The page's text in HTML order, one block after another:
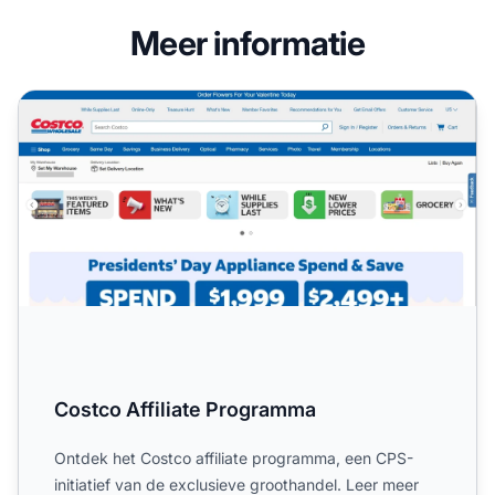
Meer informatie
Costco Affiliate Programma
Costco Affiliate Programma
Ontdek het Costco affiliate programma, een CPS-
initiatief van de exclusieve groothandel. Leer meer